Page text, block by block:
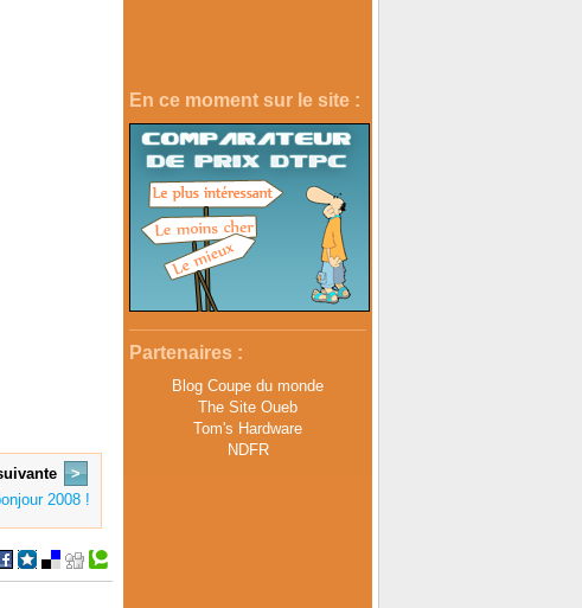
En ce moment sur le site :
Partenaires :
Blog Coupe du monde
The Site Oueb
Tom's Hardware
NDFR
>
2008 !